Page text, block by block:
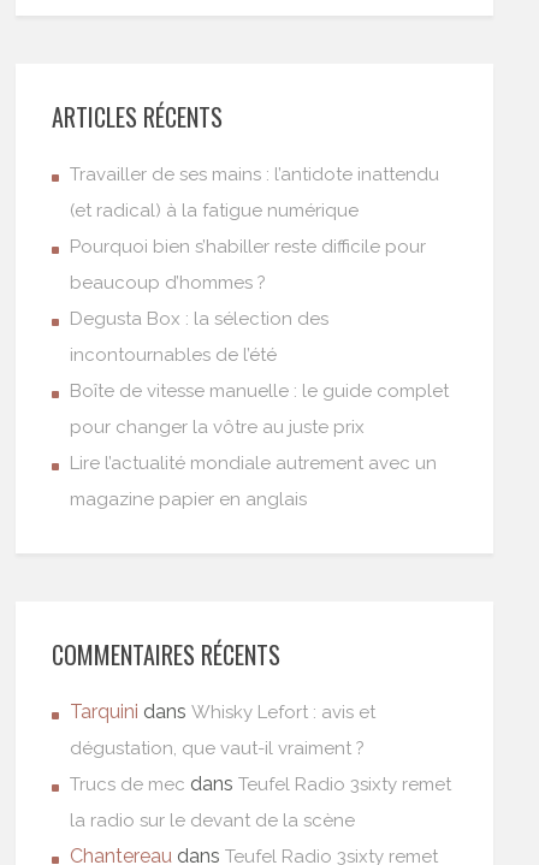
ARTICLES RÉCENTS
Travailler de ses mains : l’antidote inattendu
(et radical) à la fatigue numérique
Pourquoi bien s’habiller reste difficile pour
beaucoup d’hommes ?
Degusta Box : la sélection des
incontournables de l’été
Boîte de vitesse manuelle : le guide complet
pour changer la vôtre au juste prix
Lire l’actualité mondiale autrement avec un
magazine papier en anglais
COMMENTAIRES RÉCENTS
Tarquini dansWhisky Lefort : avis et
dégustation, que vaut-il vraiment ?
Trucs de mec dansTeufel Radio 3sixty remet
la radio sur le devant de la scène
Chantereau dansTeufel Radio 3sixty remet